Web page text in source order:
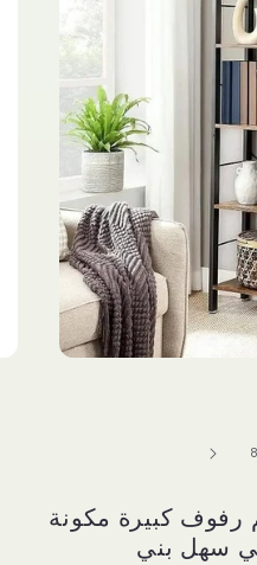
8
كبيرة مكونة